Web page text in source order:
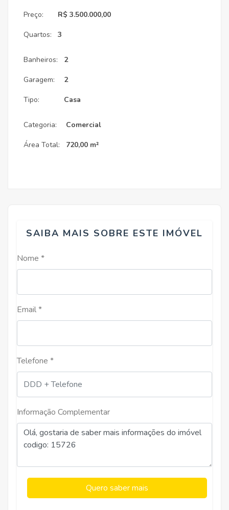
Preço:
Quartos:
R$ 3.500.000,00
3
Banheiros:
Garagem:
Tipo:
2
2
Casa
Categoria:
Área Total:
Comercial
720,00 m²
SAIBA MAIS SOBRE ESTE IMÓVEL
Nome *
Email *
Telefone *
Informação Complementar
Quero saber mais